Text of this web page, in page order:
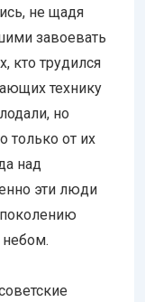
не щадя
завоевать
кто трудился
технику
но
только от их
над
эти люди